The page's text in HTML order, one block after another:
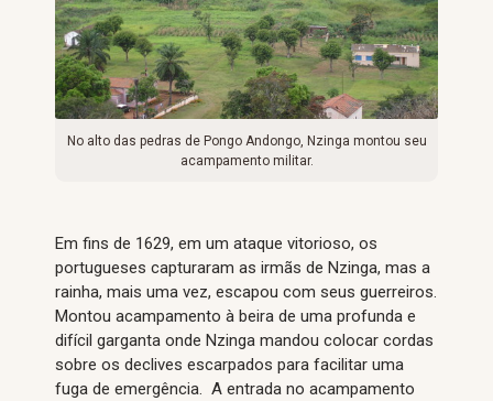
No alto das pedras de Pongo Andongo, Nzinga montou seu
acampamento militar.
Em fins de 1629, em um ataque vitorioso, os
portugueses capturaram as irmãs de Nzinga, mas a
rainha, mais uma vez, escapou com seus guerreiros.
Montou acampamento à beira de uma profunda e
difícil garganta onde Nzinga mandou colocar cordas
sobre os declives escarpados para facilitar uma
fuga de emergência. A entrada no acampamento